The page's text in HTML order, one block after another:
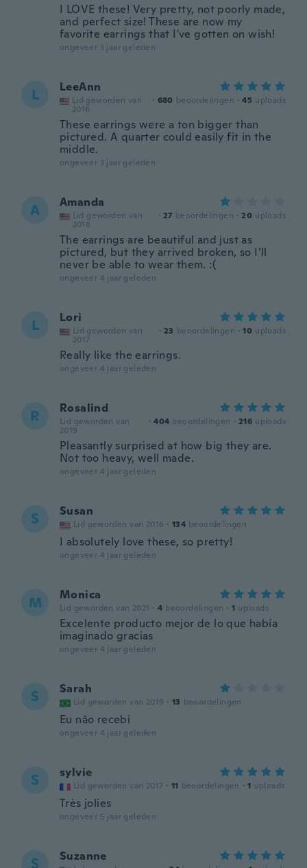
I LOVE these! Very pretty, not poorly made,
and perfect size! These are now my
favorite earrings that I've gotten on wish!
ongeveer 3 jaar geleden
L LeeAnn
Lid geworden van
2016
· 680 beoordelingen · 45 uploads
These earrings were a ton bigger than
pictured. A quarter could easily fit in the
middle.
ongeveer 3 jaar geleden
A Amanda
Lid geworden van
2018
· 27 beoordelingen · 20 uploads
The earrings are beautiful and just as
pictured, but they arrived broken, so I’ll
never be able to wear them. :(
ongeveer 4 jaar geleden
L Lori
Lid geworden van
2017
· 23 beoordelingen · 10 uploads
Really like the earrings.
ongeveer 4 jaar geleden
R Rosalind
Lid geworden van
2019
· 404 beoordelingen · 216 uploads
Pleasantly surprised at how big they are.
Not too heavy, well made.
ongeveer 4 jaar geleden
S Susan
Lid geworden van 2016 · 134 beoordelingen
I absolutely love these, so pretty!
ongeveer 4 jaar geleden
M Monica
Lid geworden van 2021 · 4 beoordelingen · 1 uploads
Excelente producto mejor de lo que había
imaginado gracias
ongeveer 4 jaar geleden
S Sarah
Lid geworden van 2019 · 13 beoordelingen
Eu não recebi
ongeveer 4 jaar geleden
S sylvie
Lid geworden van 2017 · 11 beoordelingen · 1 uploads
Très jolies
ongeveer 5 jaar geleden
S Suzanne